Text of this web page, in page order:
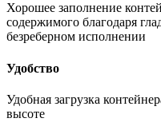
Хорошее заполнение
содержимого благодаря
безреберном исполнении
Удобство
Удобная загрузка
высоте